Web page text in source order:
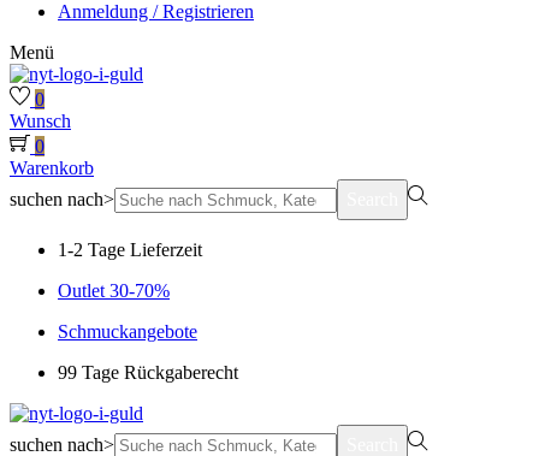
Anmeldung / Registrieren
Menü
0
Wunsch
0
Warenkorb
suchen nach>
1-2 Tage Lieferzeit
Outlet 30-70%
Schmuckangebote
99 Tage Rückgaberecht
suchen nach>